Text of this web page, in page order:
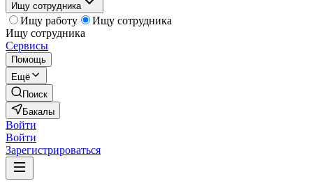
Ищу сотрудника
Ищу работу
Ищу сотрудника
Ищу сотрудника
Сервисы
Помощь
Ещё
Поиск
Бакалы
Войти
Войти
Зарегистрироваться